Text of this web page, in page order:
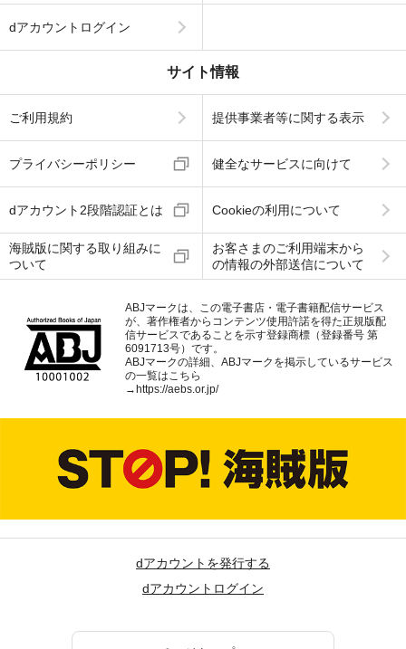
dアカウントログイン
サイト情報
ご利用規約 提供事業者等に関する表示
プライバシーポリシー 健全なサービスに向けて
dアカウント2段階認証とは Cookieの利用について
海賊版に関する取り組みに
ついて
お客さまのご利用端末から
の情報の外部送信について
ABJマークは、この電子書店・電子書籍配信サービス
が、著作権者からコンテンツ使用許諾を得た正規版配
信サービスであることを示す登録商標（登録番号 第
6091713号）です。
ABJマークの詳細、ABJマークを掲示しているサービス
の一覧はこちら
→ https://aebs.or.jp/
dアカウントを発行する
dアカウントログイン